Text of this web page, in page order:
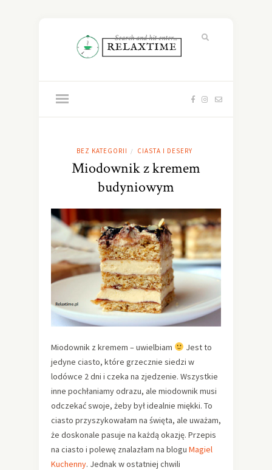
BEZ KATEGORII / CIASTA I DESERY
Miodownik z kremem
budyniowym
Miodownik z kremem – uwielbiam
Jest to
jedyne ciasto, które grzecznie siedzi w
lodówce 2 dni i czeka na zjedzenie. Wszystkie
inne pochłaniamy odrazu, ale miodownik musi
odczekać swoje, żeby był idealnie miękki. To
ciasto przyszykowałam na święta, ale uważam,
że doskonale pasuje na każdą okazję. Przepis
na ciasto i polewę znalazłam na blogu Magiel
Kuchenny. Jednak w ostatniej chwili